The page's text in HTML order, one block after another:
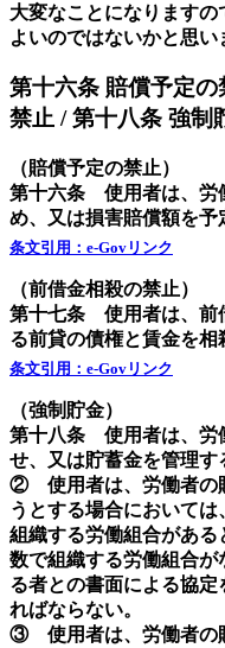
大変なことになります
よいのではないかと思い
第十六条 賠償予定
禁止 / 第十八条 強制
（賠償予定の禁止）
第十六条
使用者は、労
め、又は損害賠償額を予
条文引用：e-Govリンク
（前借金相殺の禁止）
第十七条 使用者は、前
る前貸の債権と賃金を相
条文引用：e-Govリンク
（強制貯金）
第十八条 使用者は、労
せ、又は貯蓄金を管理す
② 使用者は、労働者の
うとする場合において
組織する労働組合があ
数で組織する労働組合
る者との書面による協
ればならない。
③ 使用者は、労働者の